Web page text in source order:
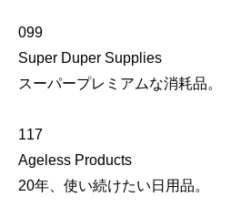
099
Super Duper Supplies
スーパープレミアムな消耗品。
117
Ageless Products
20年、使い続けたい日用品。